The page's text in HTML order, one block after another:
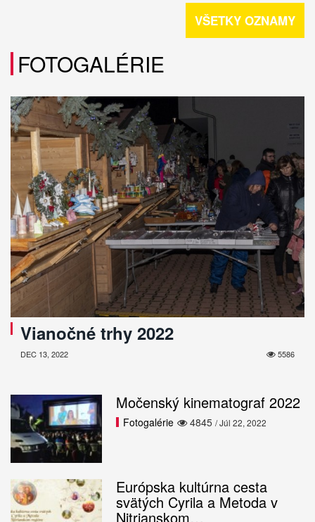
VŠETKY OZNAMY
FOTOGALÉRIE
Vianočné trhy 2022
5586
DEC 13, 2022
Močenský kinematograf 2022
4845
Fotogalérie / Júl 22, 2022
Európska kultúrna cesta
svätých Cyrila a Metoda v
Nitrianskom…